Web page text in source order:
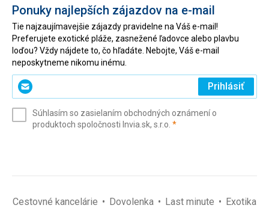
Ponuky najlepších zájazdov na e-mail
Tie najzaujímavejšie zájazdy pravidelne na Váš e-mail!
Preferujete exotické pláže, zasnežené ľadovce alebo plavbu
loďou? Vždy nájdete to, čo hľadáte. Nebojte, Váš e-mail
neposkytneme nikomu inému.
Zadajte
svoj
(povinné)
Prihlásiť
Súhlasím so zasielaním obchodných oznámení o
produktoch spoločnosti Invia.sk, s.r.o. *(povinné)
Cestovné kancelárie Dovolenka Last minute
Exotika